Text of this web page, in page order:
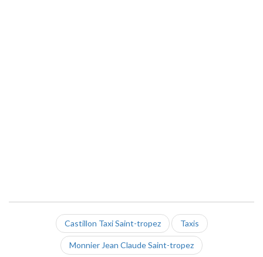
Castillon Taxi Saint-tropez Taxis
Monnier Jean Claude Saint-tropez